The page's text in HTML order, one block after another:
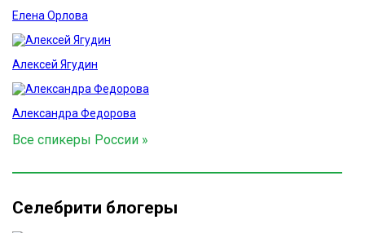
Елена Орлова
Алексей Ягудин
Александра Федорова
Все спикеры России »
Селебрити блогеры